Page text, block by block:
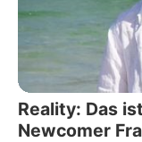
Reality: Das
Newcomer